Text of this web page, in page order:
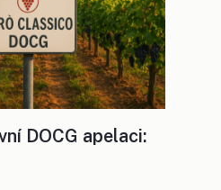
DOCG apelaci: